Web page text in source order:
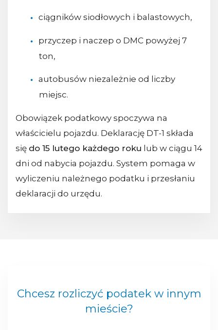
ciągników siodłowych i balastowych,
przyczep i naczep o DMC powyżej 7
ton,
autobusów niezależnie od liczby
miejsc.
Obowiązek podatkowy spoczywa na
właścicielu pojazdu. Deklarację DT-1 składa
się do 15 lutego każdego roku lub w ciągu 14
dni od nabycia pojazdu. System pomaga w
wyliczeniu należnego podatku i przesłaniu
deklaracji do urzędu.
Chcesz rozliczyć podatek w innym
mieście?